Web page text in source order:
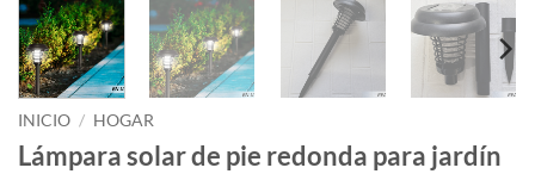
INICIO / HOGAR
Lámpara solar de pie redonda para jardín